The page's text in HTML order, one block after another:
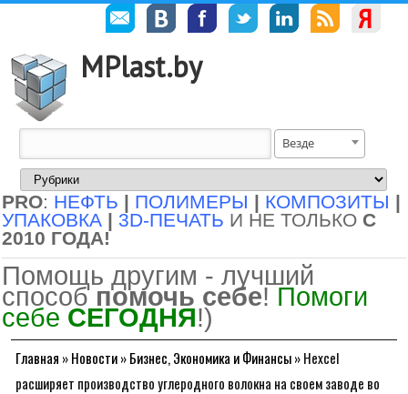
MPlast.by
Везде
PRO: НЕФТЬ | ПОЛИМЕРЫ | КОМПОЗИТЫ |
УПАКОВКА | 3D-ПЕЧАТЬ И НЕ ТОЛЬКО С
2010 ГОДА!
Помощь другим - лучший
способ помочь себе! Помоги
себе СЕГОДНЯ!)
Главная »Новости»Бизнес, Экономика и Финансы»Hexcel
расширяет производство углеродного волокна на своем заводе во